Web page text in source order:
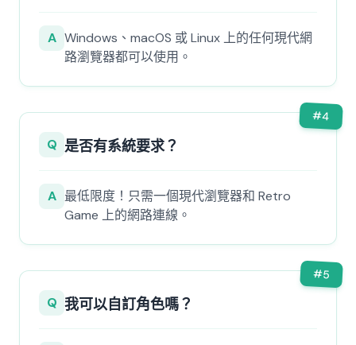
A Windows、macOS 或 Linux 上的任何現代網
路瀏覽器都可以使用。
#4
Q 是否有系統要求？
A 最低限度！只需一個現代瀏覽器和 Retro
Game 上的網路連線。
#5
Q 我可以自訂角色嗎？